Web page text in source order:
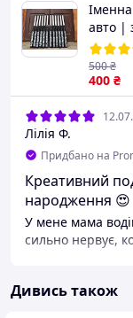
авто |
Всі
, в
400 ₴
500₴
Лілія Ф.
Придбано на
Креативний
народження 😍
У мене мама
сильно нервує,
позаду
кричати не буде,
Дивись також